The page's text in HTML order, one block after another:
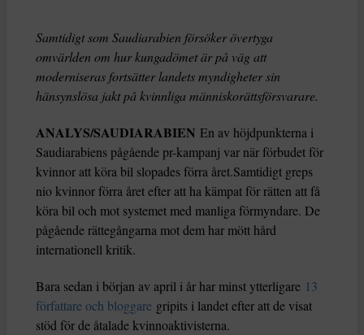
Samtidigt som Saudiarabien försöker övertyga
omvärlden om hur kungadömet är på väg att
moderniseras fortsätter landets myndigheter sin
hänsynslösa jakt på kvinnliga människorättsförsvarare.
ANALYS/SAUDIARABIEN En av höjdpunkterna i
Saudiarabiens pågående pr-kampanj var när förbudet för
kvinnor att köra bil slopades förra året.Samtidigt greps
nio kvinnor förra året efter att ha kämpat för rätten att få
köra bil och mot systemet med manliga förmyndare. De
pågående rättegångarna mot dem har mött hård
internationell kritik.
Bara sedan i början av april i år har minst ytterligare 13
författare och bloggare gripits i landet efter att de visat
stöd för de åtalade kvinnoaktivisterna.